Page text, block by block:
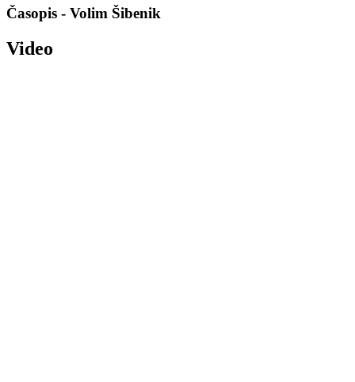
Časopis - Volim Šibenik
Video